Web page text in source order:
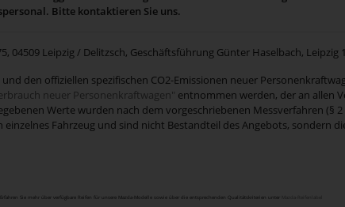
Bitte kontaktieren Sie uns.
04509 Leipzig / Delitzsch, Geschäftsführung Günter Haselbach, Leipzig
den offiziellen spezifischen CO2-Emissionen neuer
neuer Personenkraftwagen" entnommen werden, der an allen
Werte wurden nach dem vorgeschriebenen Messverfahren (§
Fahrzeug und sind nicht Bestandteil des Angebots, sondern
Sie mehr über verfügbare Reifen für unsere Mazda-Modelle sowie über die entsprechenden Qualitätskriterien unter